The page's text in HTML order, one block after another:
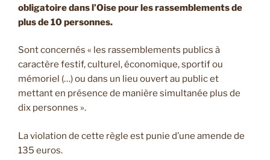
obligatoire dans l’Oise pour les rassemblements de
plus de 10 personnes.
Sont concernés « les rassemblements publics à
caractère festif, culturel, économique, sportif ou
mémoriel (…) ou dans un lieu ouvert au public et
mettant en présence de manière simultanée plus de
dix personnes ».
La violation de cette règle est punie d’une amende de
135 euros.